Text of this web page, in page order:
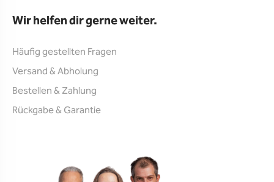
Wir helfen dir gerne weiter.
Häufig gestellten Fragen
Versand & Abholung
Bestellen & Zahlung
Rückgabe & Garantie